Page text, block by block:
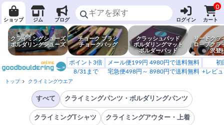
ショップ ジム ブログ ログイン
0
カート
クライミングシューズ
ボルダリングシューズ
チョーク ブラシ
チョークバッグ
クラッシュパッド
ボルダリングマット
ボルダーパッド
リードクラ
ロープクラ
沢登
ポイント3倍
8/31まで
メール便199円 4980円で送料無料
宅急便498円～ 8980円で送料無料
初
+レビ
トップ クライミングウエア
すべて クライミングパンツ・ボルダリングパンツ
クライミングTシャツ クライミングアウター・上着